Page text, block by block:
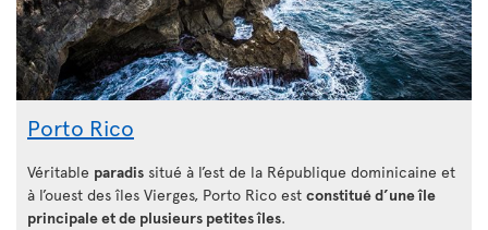
Porto Rico
Véritable paradis situé à l’est de la République dominicaine et
à l’ouest des îles Vierges, Porto Rico est constitué d’une île
principale et de plusieurs petites îles.